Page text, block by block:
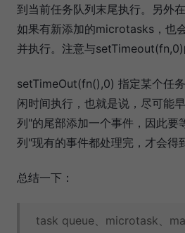
到当前任务队列末尾执行。另外
如果有新添加的microtasks，也
并执行。注意与setTimeout(fn,0)
setTimeOut(fn(),0) 指定某个任
闲时间执行，也就是说，尽可能
列"的尾部添加一个事件，因此要
列"现有的事件都处理完，才会得
总结一下：
task queue、microtask、